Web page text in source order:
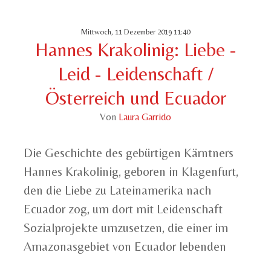
Mittwoch, 11 Dezember 2019 11:40
Hannes Krakolinig: Liebe -
Leid - Leidenschaft /
Österreich und Ecuador
Von Laura Garrido
Die Geschichte des gebürtigen Kärntners
Hannes Krakolinig, geboren in Klagenfurt,
den die Liebe zu Lateinamerika nach
Ecuador zog, um dort mit Leidenschaft
Sozialprojekte umzusetzen, die einer im
Amazonasgebiet von Ecuador lebenden